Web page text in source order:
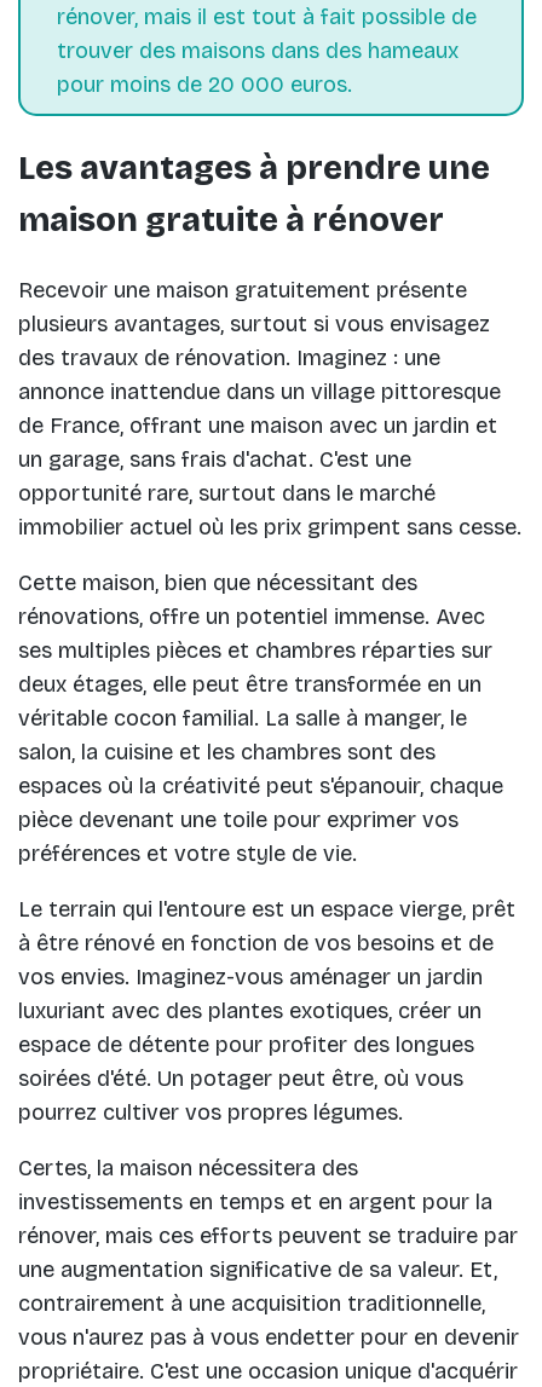
rénover, mais il est tout à fait possible de
trouver des maisons dans des hameaux
pour moins de 20 000 euros.
Les avantages à prendre une
maison gratuite à rénover
Recevoir une maison gratuitement présente
plusieurs avantages, surtout si vous envisagez
des travaux de rénovation. Imaginez : une
annonce inattendue dans un village pittoresque
de France, offrant une maison avec un jardin et
un garage, sans frais d'achat. C'est une
opportunité rare, surtout dans le marché
immobilier actuel où les prix grimpent sans cesse.
Cette maison, bien que nécessitant des
rénovations, offre un potentiel immense. Avec
ses multiples pièces et chambres réparties sur
deux étages, elle peut être transformée en un
véritable cocon familial. La salle à manger, le
salon, la cuisine et les chambres sont des
espaces où la créativité peut s'épanouir, chaque
pièce devenant une toile pour exprimer vos
préférences et votre style de vie.
Le terrain qui l'entoure est un espace vierge, prêt
à être rénové en fonction de vos besoins et de
vos envies. Imaginez-vous aménager un jardin
luxuriant avec des plantes exotiques, créer un
espace de détente pour profiter des longues
soirées d'été. Un potager peut être, où vous
pourrez cultiver vos propres légumes.
Certes, la maison nécessitera des
investissements en temps et en argent pour la
rénover, mais ces efforts peuvent se traduire par
une augmentation significative de sa valeur. Et,
contrairement à une acquisition traditionnelle,
vous n'aurez pas à vous endetter pour en devenir
propriétaire. C'est une occasion unique d'acquérir